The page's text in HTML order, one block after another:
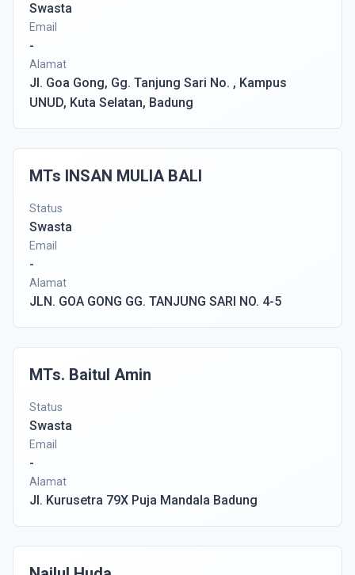
Swasta
Email
-
Alamat
Jl. Goa Gong, Gg. Tanjung Sari No. , Kampus
UNUD, Kuta Selatan, Badung
MTs INSAN MULIA BALI
Status
Swasta
Email
-
Alamat
JLN. GOA GONG GG. TANJUNG SARI NO. 4-5
MTs. Baitul Amin
Status
Swasta
Email
-
Alamat
Jl. Kurusetra 79X Puja Mandala Badung